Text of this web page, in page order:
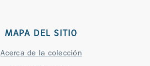
MAPA DEL SITIO
Acerca de la colección